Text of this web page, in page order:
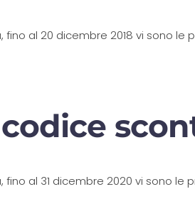
fino al 20 dicembre 2018 vi sono
fino al 31 dicembre 2020 vi sono